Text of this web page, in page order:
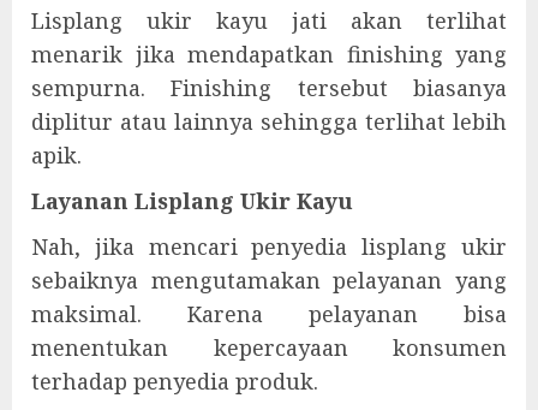
Lisplang ukir kayu jati akan terlihat
menarik jika mendapatkan finishing yang
sempurna. Finishing tersebut biasanya
diplitur atau lainnya sehingga terlihat lebih
apik.
Layanan Lisplang Ukir Kayu
Nah, jika mencari penyedia lisplang ukir
sebaiknya mengutamakan pelayanan yang
maksimal. Karena pelayanan bisa
menentukan kepercayaan konsumen
terhadap penyedia produk.